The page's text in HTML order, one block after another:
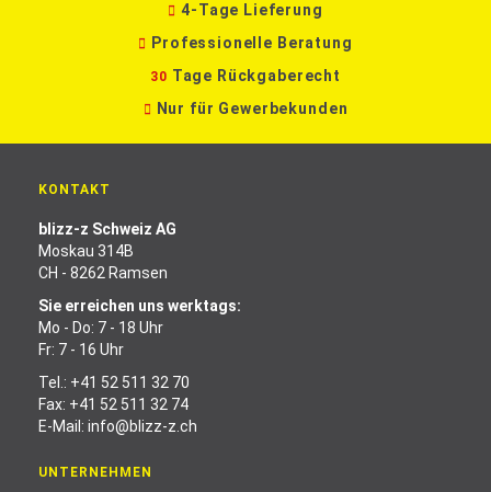
4-Tage Lieferung
Professionelle Beratung
30 Tage Rückgaberecht
Nur für Gewerbekunden
KONTAKT
blizz-z Schweiz AG
Moskau 314B
CH - 8262 Ramsen
Sie erreichen uns werktags:
Mo - Do: 7 - 18 Uhr
Fr: 7 - 16 Uhr
Tel.: +41 52 511 32 70
Fax: +41 52 511 32 74
E-Mail: info@blizz-z.ch
UNTERNEHMEN